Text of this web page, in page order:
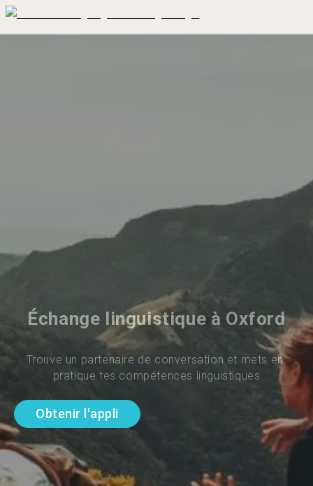
Échange linguistique à Oxford
Trouve un partenaire de conversation et mets en
pratique tes compétences linguistiques
Obtenir l'appli